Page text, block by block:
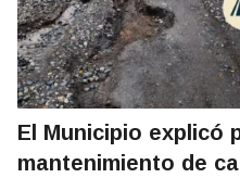
El Municipio explicó
mantenimiento de